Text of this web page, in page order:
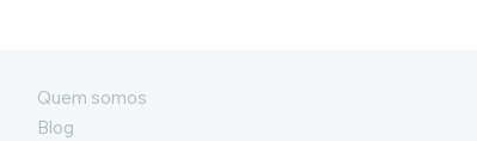
Quem somos
Blog